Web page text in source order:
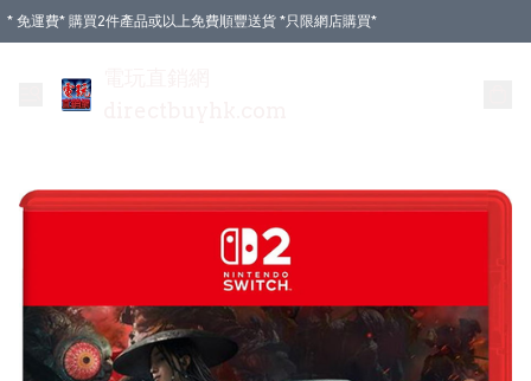
* 免運費* 購買2件產品或以上免費順豐送貨 *只限網店購買*